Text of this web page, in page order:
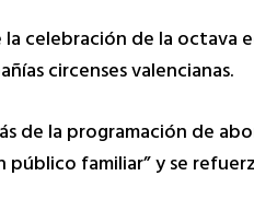
de la octava
circenses valencianas.
de la programación de
familiar” y se